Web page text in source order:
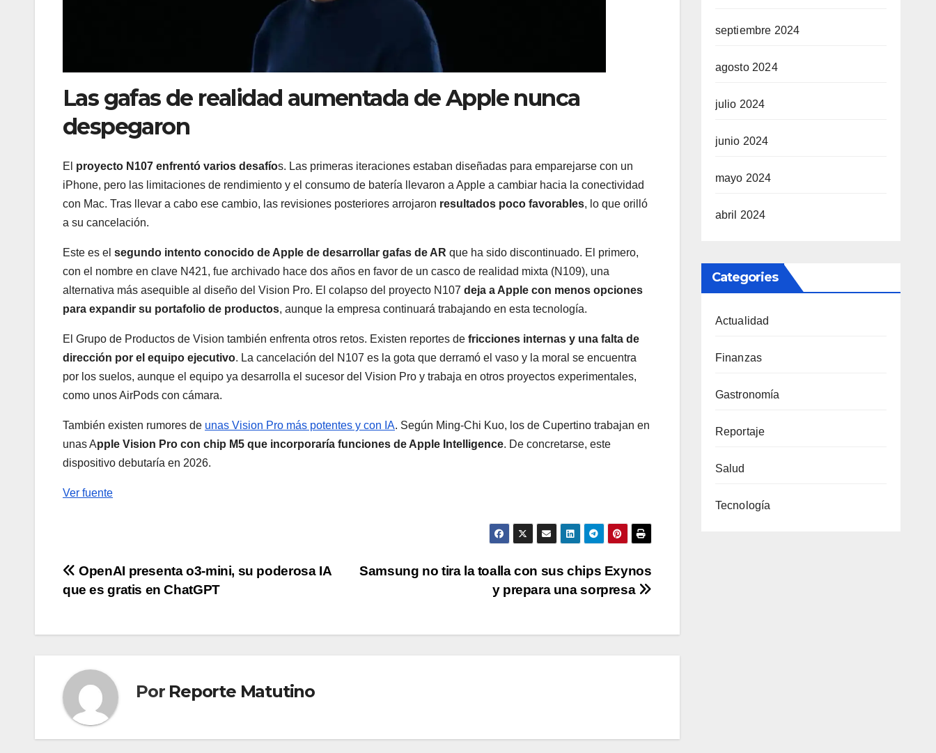
Las gafas de realidad aumentada de Apple nunca
despegaron
El proyecto N107 enfrentó varios desafíos. Las primeras iteraciones estaban diseñadas para emparejarse con un
iPhone, pero las limitaciones de rendimiento y el consumo de batería llevaron a Apple a cambiar hacia la conectividad
con Mac. Tras llevar a cabo ese cambio, las revisiones posteriores arrojaron resultados poco favorables, lo que orilló
a su cancelación.
Este es el segundo intento conocido de Apple de desarrollar gafas de AR que ha sido discontinuado. El primero,
con el nombre en clave N421, fue archivado hace dos años en favor de un casco de realidad mixta (N109), una
alternativa más asequible al diseño del Vision Pro. El colapso del proyecto N107 deja a Apple con menos opciones
para expandir su portafolio de productos, aunque la empresa continuará trabajando en esta tecnología.
El Grupo de Productos de Vision también enfrenta otros retos. Existen reportes de fricciones internas y una falta de
dirección por el equipo ejecutivo. La cancelación del N107 es la gota que derramó el vaso y la moral se encuentra
por los suelos, aunque el equipo ya desarrolla el sucesor del Vision Pro y trabaja en otros proyectos experimentales,
como unos AirPods con cámara.
También existen rumores de unas Vision Pro más potentes y con IA. Según Ming-Chi Kuo, los de Cupertino trabajan en
unas Apple Vision Pro con chip M5 que incorporaría funciones de Apple Intelligence. De concretarse, este
dispositivo debutaría en 2026.
Ver fuente
Navegación
de
entradas
Samsung no tira la toalla con sus chips Exynos
y prepara una sorpresa
OpenAI presenta o3-mini, su poderosa IA
que es gratis en ChatGPT
Por Reporte Matutino
septiembre 2024
agosto 2024
julio 2024
junio 2024
mayo 2024
abril 2024
Categories
Actualidad
Finanzas
Gastronomía
Reportaje
Salud
Tecnología